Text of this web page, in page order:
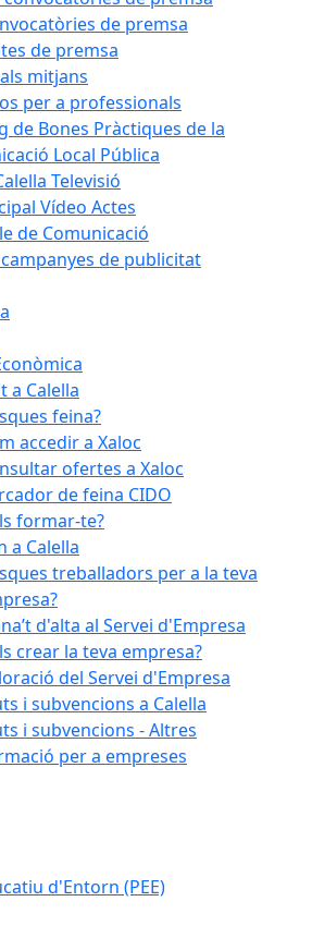
de premsa
de premsa
mitjans
per a professionals
de Bones Pràctiques de la
Local Pública
Televisió
Vídeo Actes
de Comunicació
de publicitat
a Calella
feina?
accedir a Xaloc
ofertes a Xaloc
de feina CIDO
formar-te?
a Calella
treballadors per a la teva
d'alta al Servei d'Empresa
crear la teva empresa?
del Servei d'Empresa
i subvencions a Calella
i subvencions - Altres
per a empreses
d'Entorn (PEE)